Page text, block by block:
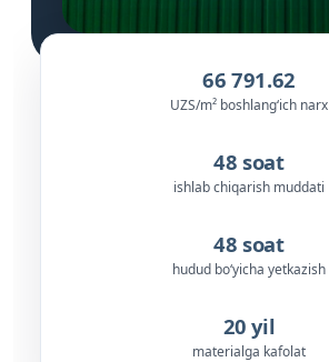
66 791.62
UZS/m² boshlang‘ich narx
48 soat
ishlab chiqarish muddati
48 soat
hudud bo‘yicha yetkazish
20 yil
materialga kafolat